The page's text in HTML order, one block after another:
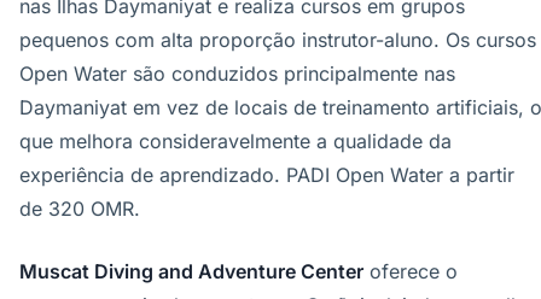
nas Ilhas Daymaniyat e realiza cursos em grupos
pequenos com alta proporção instrutor-aluno. Os cursos
Open Water são conduzidos principalmente nas
Daymaniyat em vez de locais de treinamento artificiais, o
que melhora consideravelmente a qualidade da
experiência de aprendizado. PADI Open Water a partir
de 320 OMR.
Muscat Diving and Adventure Center oferece o